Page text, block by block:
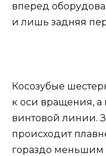
вперед
и лишь задняя
Косозубые
к оси вращения, а
винтовой линии.
происходит
гораздо меньшим